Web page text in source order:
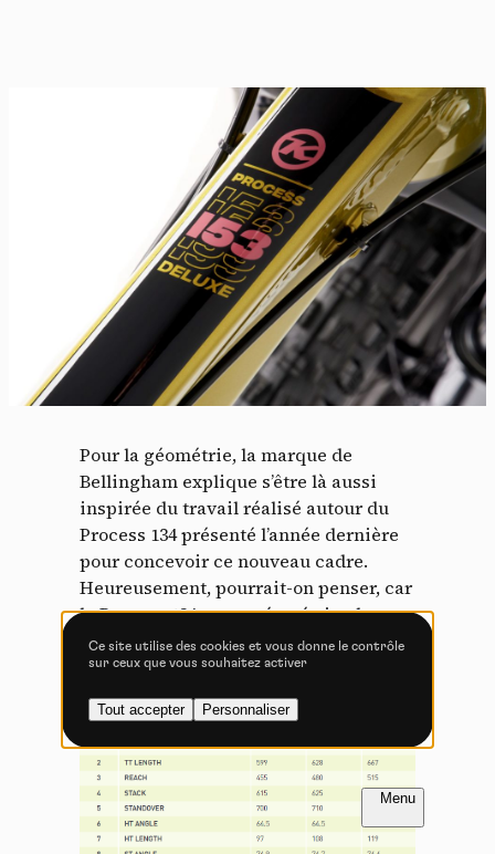
FR
Pour la géométrie, la marque de
Bellingham explique s’être là aussi
inspirée du travail réalisé autour du
Process 134 présenté l’année dernière
pour concevoir ce nouveau cadre.
Heureusement, pourrait-on penser, car
le Process 134 a une géométrie plus
« engagée » que l’ancien Process 153…
Panneau de gestion des
En autorisant ces services tiers, vous acceptez le dépôt et la
lecture de cookies et l'utilisation de technologies de suivi
nécessaires à leur bon fonctionnement.
Politique de confidentialité
Tout accepter Tout refuser
Vidéos
Les services de partage de vidéo permettent d'enrichir
le site de contenu multimédia et augmentent sa
visibilité.
Vimeo interdit -Ce service peut déposer
Autoriser Interdire
YouTube interdit -
déposer 4 cookies.
Autoriser
Ce site utilise des cookies et vous donne le contrôle
sur ceux que vous souhaitez activer
Tout accepter Personnaliser